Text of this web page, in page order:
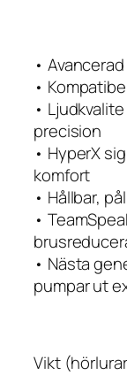
•
•
•
precision
• HyperX
komfort
• Hållbar,
•
• Nästa
pumpar ut
Vikt